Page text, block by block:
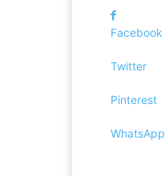
Facebook
Twitter
Pinterest
WhatsApp